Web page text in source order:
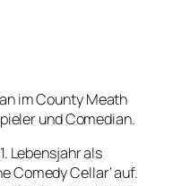
im County Meath
und Comedian.
Lebensjahr als
Comedy Cellar‘ auf.